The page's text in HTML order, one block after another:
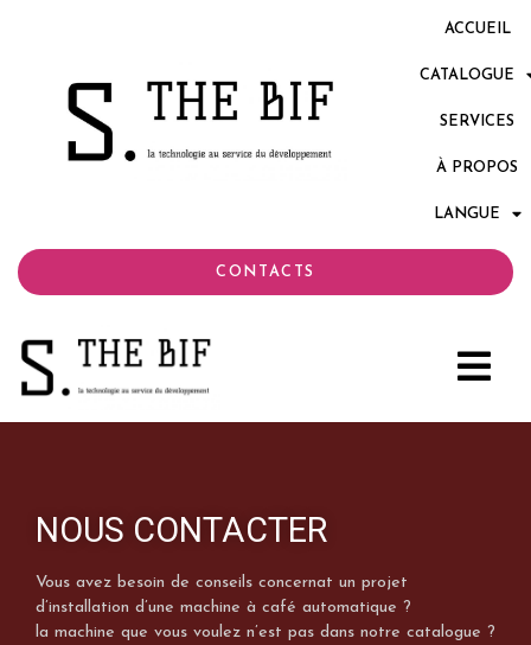
ACCUEIL
CATALOGUE
SERVICES
À PROPOS
LANGUE
CONTACTS
NOUS CONTACTER
Vous avez besoin de conseils concernat un projet
d’installation d’une machine à café automatique ?
la machine que vous voulez n’est pas dans notre catalogue ?